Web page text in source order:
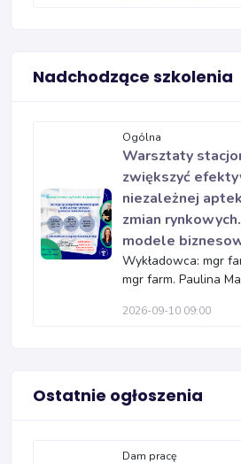
Nadchodzące szkolenia
Ogólna
Warsztaty
zwiększyć
niezależnej
zmian
modele
Wykładowca: mgr
mgr farm. Paulina
2026-09-10 09:00
Ostatnie ogłoszenia
Dam pracę